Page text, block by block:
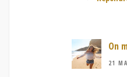
On
21